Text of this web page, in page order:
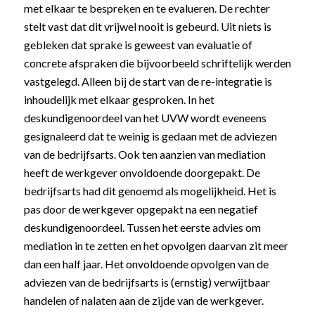
met elkaar te bespreken en te evalueren. De rechter
stelt vast dat dit vrijwel nooit is gebeurd. Uit niets is
gebleken dat sprake is geweest van evaluatie of
concrete afspraken die bijvoorbeeld schriftelijk werden
vastgelegd. Alleen bij de start van de re-integratie is
inhoudelijk met elkaar gesproken. In het
deskundigenoordeel van het UVW wordt eveneens
gesignaleerd dat te weinig is gedaan met de adviezen
van de bedrijfsarts. Ook ten aanzien van mediation
heeft de werkgever onvoldoende doorgepakt. De
bedrijfsarts had dit genoemd als mogelijkheid. Het is
pas door de werkgever opgepakt na een negatief
deskundigenoordeel. Tussen het eerste advies om
mediation in te zetten en het opvolgen daarvan zit meer
dan een half jaar. Het onvoldoende opvolgen van de
adviezen van de bedrijfsarts is (ernstig) verwijtbaar
handelen of nalaten aan de zijde van de werkgever.